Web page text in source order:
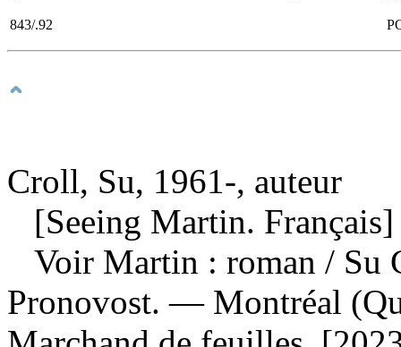
843/.92
Croll, Su, 1961-, auteur
[Seeing Martin. Français]
Voir Martin : roman / Su
Pronovost. — Montréal